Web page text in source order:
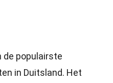
de populairste
in Duitsland. Het